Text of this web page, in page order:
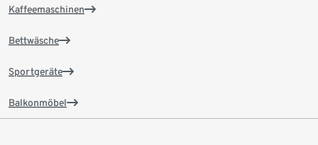
Kaffeemaschinen
Bettwäsche
Sportgeräte
Balkonmöbel